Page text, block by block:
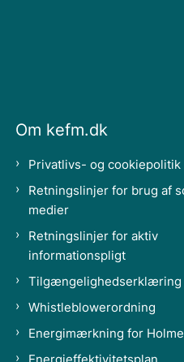
Om kefm.dk
Privatlivs- og cookiepolitik
Retningslinjer for brug af
medier
Retningslinjer for aktiv
informationspligt
Tilgængelighedserklæring
Whistleblowerordning
Energimærkning for